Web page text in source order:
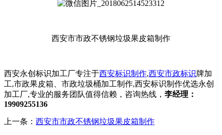
西安市市政不锈钢垃圾果皮箱制作
西安永创标识加工厂专注于西安标识制作,西安市政标识牌加
工,市政果皮箱、市政垃圾桶加工制作,西安标识制作优选永创
加工厂,专业的服务团队值得信赖，咨询热线， 李经理：
19909255136
上一条： 西安市市政不锈钢垃圾果皮箱制作